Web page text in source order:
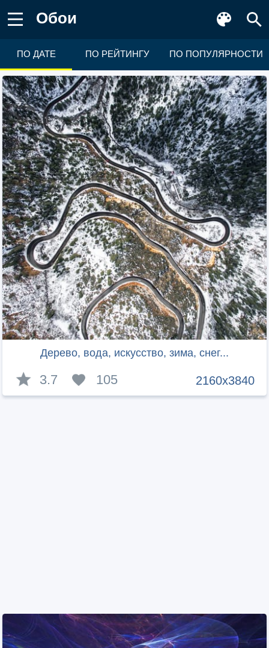
Обои
ПО ДАТЕ ПО РЕЙТИНГУ ПО ПОПУЛЯРНОСТИ
Дерево, вода, искусство, зима, снег...
2160x3840
3.7 105